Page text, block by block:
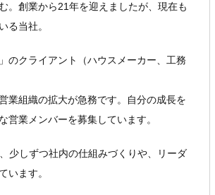
。創業から21年を迎えましたが、現在も
る当社。
のクライアント（ハウスメーカー、工務
業組織の拡大が急務です。自分の成長を
業メンバーを募集しています。
少しずつ社内の仕組みづくりや、リーダ
います。